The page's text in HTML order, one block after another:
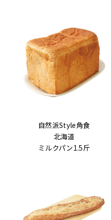
自然派Style角食
北海道
ミルクパン1.5斤